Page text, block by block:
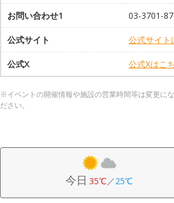
お問い合わせ1 03-3701-
公式サイト 公式サイト
公式X 公式Xはこ
※イベントの開催情報や施設の営業時間等は変更に
ださい。
今日 35℃／25℃